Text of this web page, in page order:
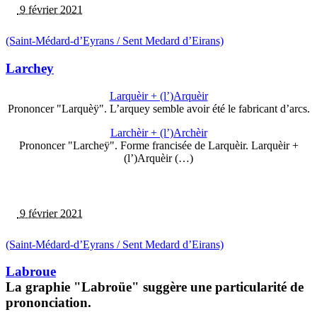
9 février 2021
(Saint-Médard-d’Eyrans / Sent Medard d’Eirans)
Larchey
Larquèir + (l’)Arquèir
Prononcer "Larquèÿ". L’arquey semble avoir été le fabricant d’arcs.
Larchèir + (l’)Archèir
Prononcer "Larcheÿ". Forme francisée de Larquèir. Larquèir +
(l’)Arquèir (…)
9 février 2021
(Saint-Médard-d’Eyrans / Sent Medard d’Eirans)
Labroue
La graphie "Labroüe" suggère une particularité de
prononciation.